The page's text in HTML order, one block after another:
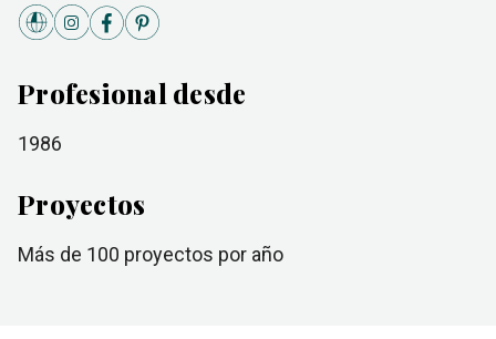
Profesional desde
1986
Proyectos
más de 100 proyectos por año